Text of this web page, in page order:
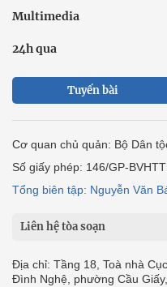
Multimedia
24h qua
Tuyến bài
Cơ quan chủ quản: Bộ Dân
Số giấy phép: 146/GP-
Tổng biên tập: Nguyễn Văn
Liên hệ tòa soạn
Địa chỉ: Tầng 18, Toà nhà
Đình Nghệ, phường Cầu